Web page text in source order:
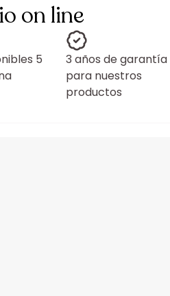
on line
5
3 años de garantía
para nuestros
productos